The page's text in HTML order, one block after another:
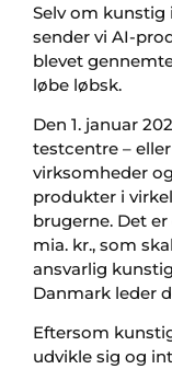
Selv om kunstig
sender vi AI-
blevet
løbe løbsk.
Den 1. januar
testcentre – eller
virksomheder
produkter i
brugerne. Det
mia. kr., som
ansvarlig
Danmark leder
Eftersom
udvikle sig og